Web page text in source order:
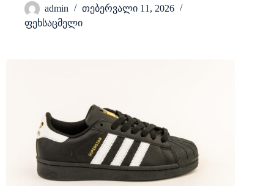
admin
თებერვალი 11, 2026
ფეხსაცმელი